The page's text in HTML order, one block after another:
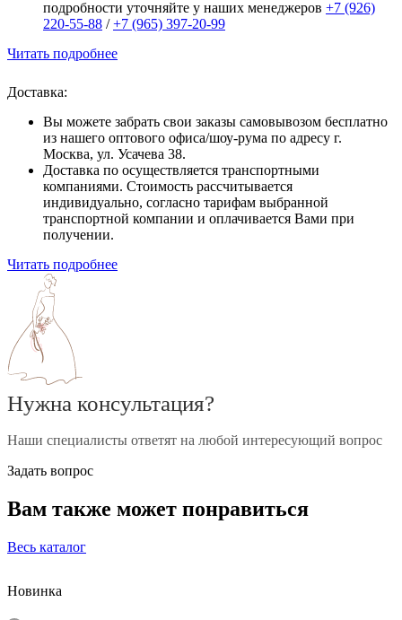
подробности уточняйте у наших менеджеров +7 (926)
220-55-88 /+7 (965) 397-20-99
Читать подробнее
Доставка:
Вы можете забрать свои заказы самовывозом бесплатно
из нашего оптового офиса/шоу-рума по адресу г.
Москва, ул. Усачева 38.
Доставка по осуществляется транспортными
компаниями. Стоимость рассчитывается
индивидуально, согласно тарифам выбранной
транспортной компании и оплачивается Вами при
получении.
Читать подробнее
Нужна консультация?
Наши специалисты ответят на любой интересующий вопрос
Задать вопрос
Вам также может понравиться
Весь каталог
Новинка